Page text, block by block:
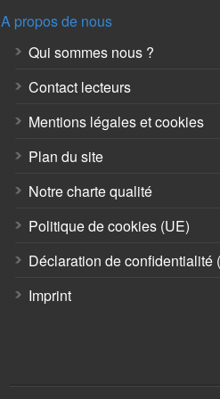
A propos de nous
Qui sommes nous ?
Contact lecteurs
Mentions légales et cookies
Plan du site
Notre charte qualité
Politique de cookies (UE)
Déclaration de confidentialité
Imprint